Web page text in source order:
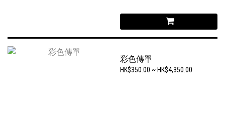
彩色傳單
HK$350.00 ~ HK$4,350.00